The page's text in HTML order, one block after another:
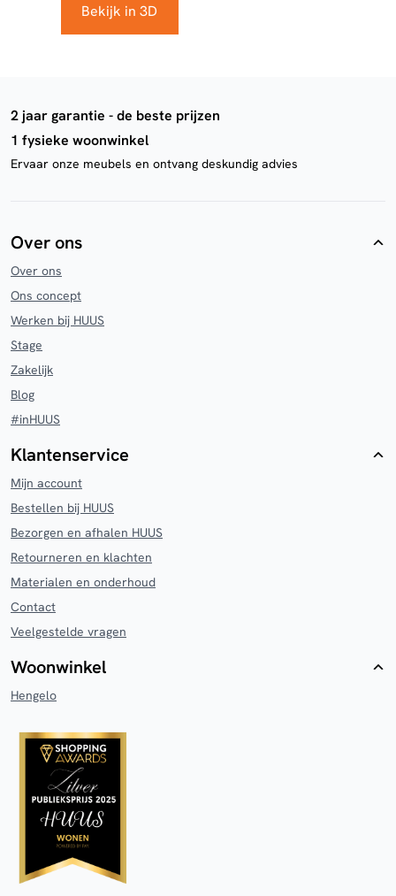
Bekijk in 3D
2 jaar garantie - de beste prijzen
1 fysieke woonwinkel
Ervaar onze meubels en ontvang deskundig advies
Over ons
Over ons
Ons concept
Werken bij HUUS
Stage
Zakelijk
Blog
#inHUUS
Klantenservice
Mijn account
Bestellen bij HUUS
Bezorgen en afhalen HUUS
Retourneren en klachten
Materialen en onderhoud
Contact
Veelgestelde vragen
Woonwinkel
Hengelo